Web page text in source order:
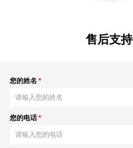
售后支持
您的姓名 *
您的电话*